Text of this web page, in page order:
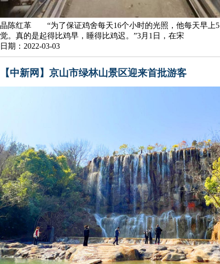
晶陈红革 “为了保证鸡舍每天16个小时的光照，他每天早上5
觉。真的是起得比鸡早，睡得比鸡迟。”3月1日，在宋
日期：2022-03-03
【中新网】京山市绿林山景区迎来首批游客